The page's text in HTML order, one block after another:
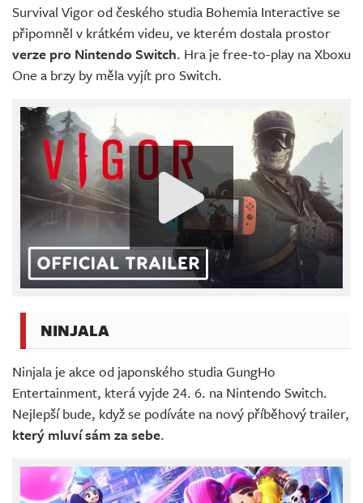
Survival Vigor od českého studia Bohemia Interactive se
připomněl v krátkém videu, ve kterém dostala prostor
verze pro Nintendo Switch. Hra je free-to-play na Xboxu
One a brzy by měla vyjít pro Switch.
NINJALA
Ninjala je akce od japonského studia GungHo
Entertainment, která vyjde 24. 6. na Nintendo Switch.
Nejlepší bude, když se podíváte na nový příběhový trailer,
který mluví sám za sebe.